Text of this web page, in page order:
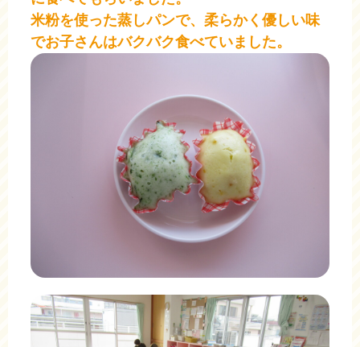
米粉を使った蒸しパンで、柔らかく優しい味
でお子さんはバクバク食べていました。